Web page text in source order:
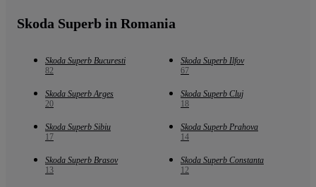
Skoda Superb in Romania
Skoda Superb Bucuresti
82
Skoda Superb Ilfov
67
Skoda Superb Arges
20
Skoda Superb Cluj
18
Skoda Superb Sibiu
17
Skoda Superb Prahova
14
Skoda Superb Brasov
13
Skoda Superb Constanta
12